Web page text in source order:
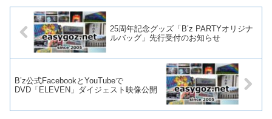
25周年記念グッズ「B’z PARTYオリジナ
ルバッグ」先行受付のお知らせ
B’z公式FacebookとYouTubeで
DVD「ELEVEN」ダイジェスト映像公開